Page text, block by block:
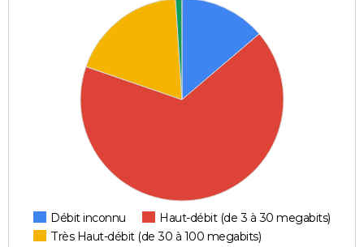
Débit inconnu
Haut-débit (de 3 à 30 megabits)
Très Haut-débit (de 30 à 100 megabits)